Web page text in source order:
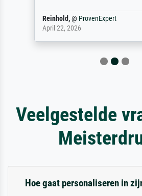
Reinhold,@ ProvenExpert
April 22, 2026
Veelgestelde
Hoe gaat personaliseren in